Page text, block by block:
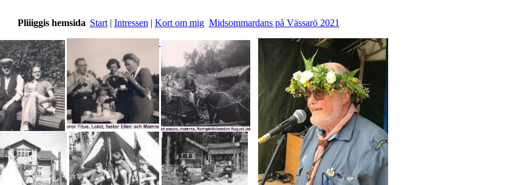
Pliiiggis hemsida Start| Intressen | Kort om mig Midsommardans på Vässarö 2021